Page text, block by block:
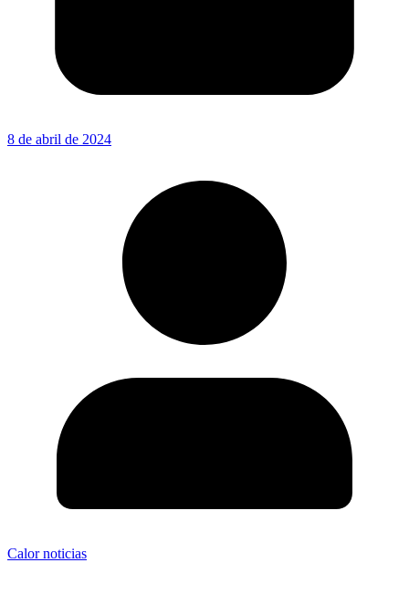
8 de abril de 2024
Calor noticias